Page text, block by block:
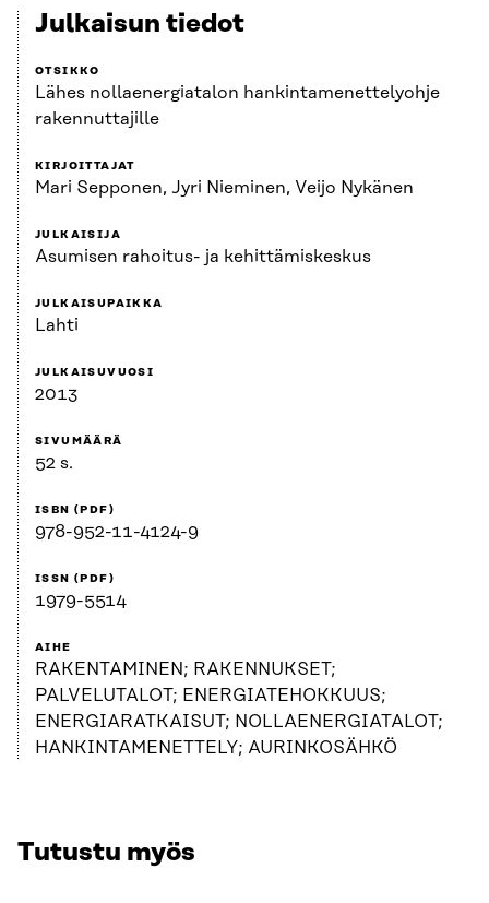
Julkaisun tiedot
OTSIKKO
Lähes nollaenergiatalon hankintamenettelyohje
rakennuttajille
KIRJOITTAJAT
Mari Sepponen, Jyri Nieminen, Veijo Nykänen
JULKAISIJA
Asumisen rahoitus- ja kehittämiskeskus
JULKAISUPAIKKA
Lahti
JULKAISUVUOSI
2013
SIVUMÄÄRÄ
52 s.
ISBN (PDF)
978-952-11-4124-9
ISSN (PDF)
1979-5514
AIHE
RAKENTAMINEN; RAKENNUKSET;
PALVELUTALOT; ENERGIATEHOKKUUS;
ENERGIARATKAISUT; NOLLAENERGIATALOT;
HANKINTAMENETTELY; AURINKOSÄHKÖ
Tutustu myös